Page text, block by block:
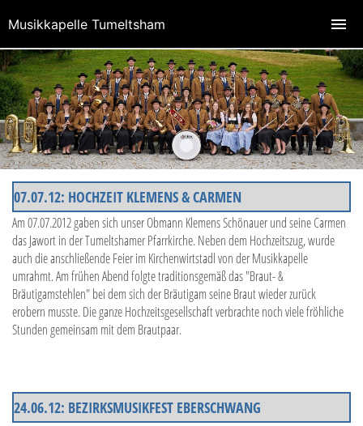
07.07.12: HOCHZEIT KLEMENS & CARMEN
Am 07.07.2012 gaben sich unser Obmann Klemens Schönauer und seine Carmen
das Jawort in der Tumeltshamer Pfarrkirche. Neben dem Hochzeitszug, wurde
auch die anschließende Feier im Kirchenwirtstadl von der Musikkapelle
umrahmt. Am frühen Abend folgte traditionsgemäß das "Braut- &
Bräutigamstehlen" bei dem sich der Bräutigam seine Braut wieder zurück
erobern musste. Die ganze Hochzeitsgesellschaft verbrachte noch viele fröhliche
Stunden gemeinsam mit dem Brautpaar.
24.06.12: BEZIRKSMUSIKFEST EBERSCHWANG
Musikkapelle Tumeltsham